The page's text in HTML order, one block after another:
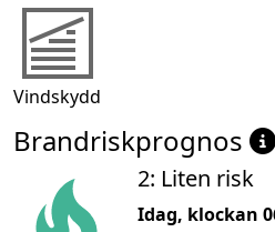
Vindskydd
Brandriskprognos
2: Liten risk
Idag, klockan